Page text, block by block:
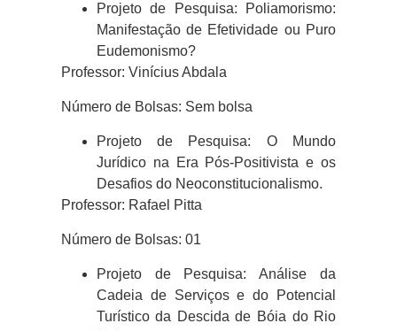
Projeto de Pesquisa: Poliamorismo:
Manifestação de Efetividade ou Puro
Eudemonismo?
Professor: Vinícius Abdala
Número de Bolsas: Sem bolsa
Projeto de Pesquisa: O Mundo
Jurídico na Era Pós-Positivista e os
Desafios do Neoconstitucionalismo.
Professor: Rafael Pitta
Número de Bolsas: 01
Projeto de Pesquisa: Análise da
Cadeia de Serviços e do Potencial
Turístico da Descida de Bóia do Rio